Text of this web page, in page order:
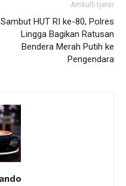
Artikulli tjetër
Sambut HUT RI ke-80, Polres
Lingga Bagikan Ratusan
Bendera Merah Putih ke
Pengendara